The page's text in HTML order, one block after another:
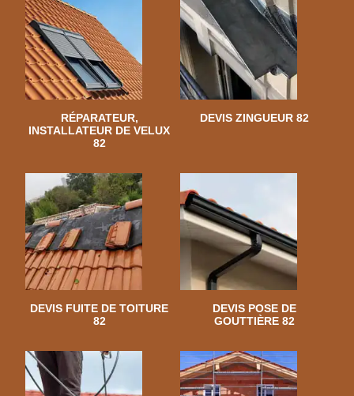
RÉPARATEUR,
INSTALLATEUR DE VELUX
82
DEVIS ZINGUEUR 82
DEVIS FUITE DE TOITURE
82
DEVIS POSE DE
GOUTTIÈRE 82